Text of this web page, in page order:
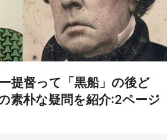
提督って「黒船」の後ど
素朴な疑問を紹介:2ページ